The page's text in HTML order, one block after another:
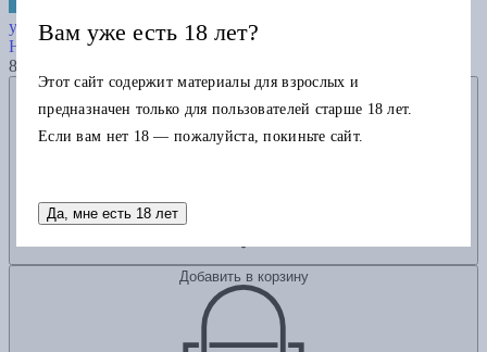
успеха в эпоху тотального недоверия
Норка Д.
825
Добавить в избранное
Добавить в корзину
Вам уже есть 18 лет?
Этот сайт содержит материалы для взрослых и
предназначен только для пользователей старше 18 лет.
Если вам нет 18 — пожалуйста, покиньте сайт.
Да, мне есть 18 лет